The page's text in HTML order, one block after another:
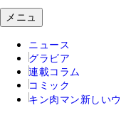
メニュ
ニュース
グラビア
連載コラム
コミック
キン肉マン 新しい